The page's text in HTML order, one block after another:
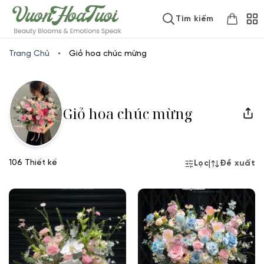
www.vuonhoatuoi.vnSkip
to
content
Tìm kiếm
Trang Chủ • Giỏ hoa chúc mừng
Giỏ hoa chúc mừng
106 Thiết kế Lọc Đề xuất